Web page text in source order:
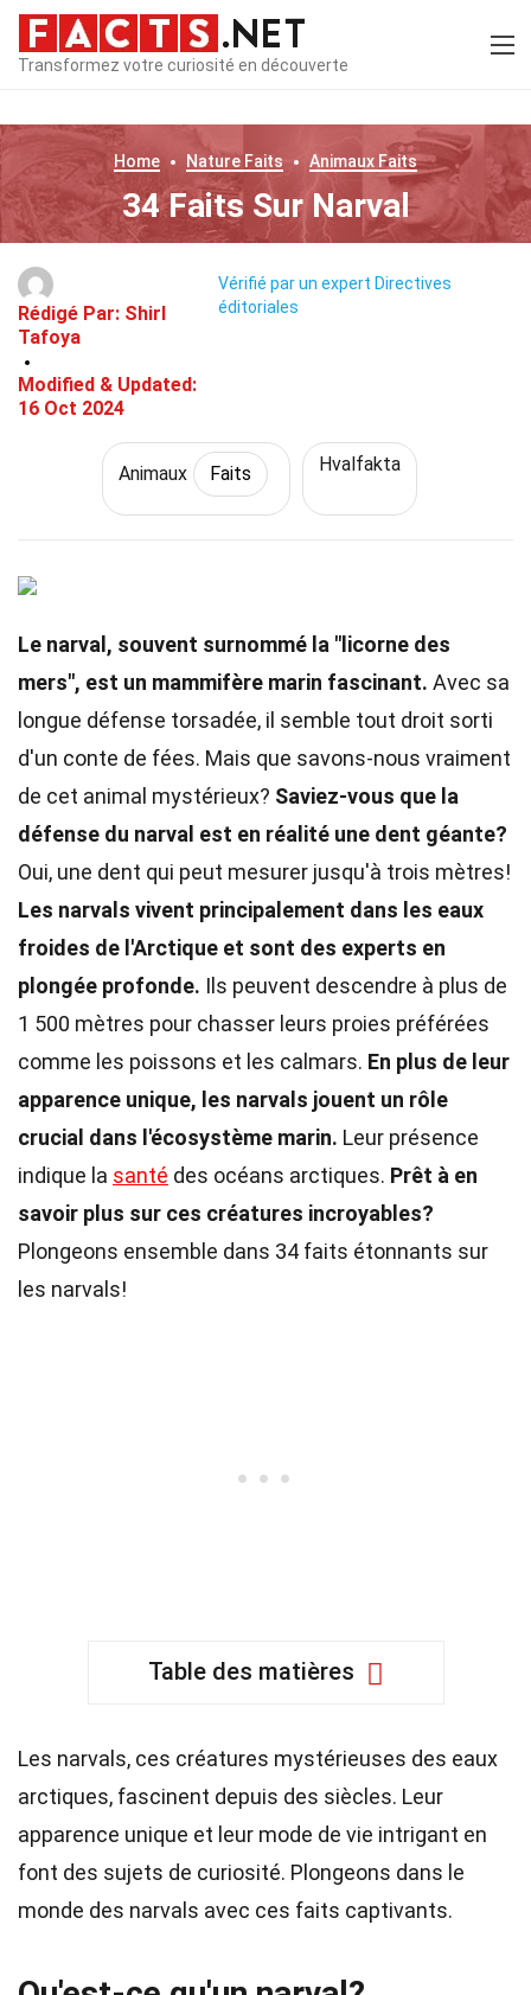
Transformez votre curiosité en découverte
Home Nature Faits Animaux Faits
34 Faits Sur Narval
Rédigé Par: Shirl
Tafoya
Modified & Updated:
16 Oct 2024
Vérifié par un expert Directives
éditoriales
Animaux Faits Hvalfakta
Le narval, souvent surnommé la "licorne des
mers", est un mammifère marin fascinant. Avec sa
longue défense torsadée, il semble tout droit sorti
d'un conte de fées. Mais que savons-nous vraiment
de cet animal mystérieux? Saviez-vous que la
défense du narval est en réalité une dent géante?
Oui, une dent qui peut mesurer jusqu'à trois mètres!
Les narvals vivent principalement dans les eaux
froides de l'Arctique et sont des experts en
plongée profonde. Ils peuvent descendre à plus de
1 500 mètres pour chasser leurs proies préférées
comme les poissons et les calmars. En plus de leur
apparence unique, les narvals jouent un rôle
crucial dans l'écosystème marin. Leur présence
indique la santé des océans arctiques. Prêt à en
savoir plus sur ces créatures incroyables?
Plongeons ensemble dans 34 faits étonnants sur
les narvals!
Table des matières
Les narvals, ces créatures mystérieuses des eaux
arctiques, fascinent depuis des siècles. Leur
apparence unique et leur mode de vie intrigant en
font des sujets de curiosité. Plongeons dans le
monde des narvals avec ces faits captivants.